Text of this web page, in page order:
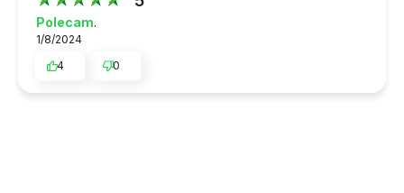
Polecam.
1/8/2024
4
0